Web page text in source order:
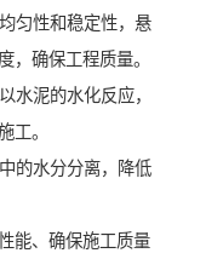
匀性和稳定性，悬
，确保工程质量。
水泥的水化反应，
工。
的水分分离，降低
能、确保施工质量